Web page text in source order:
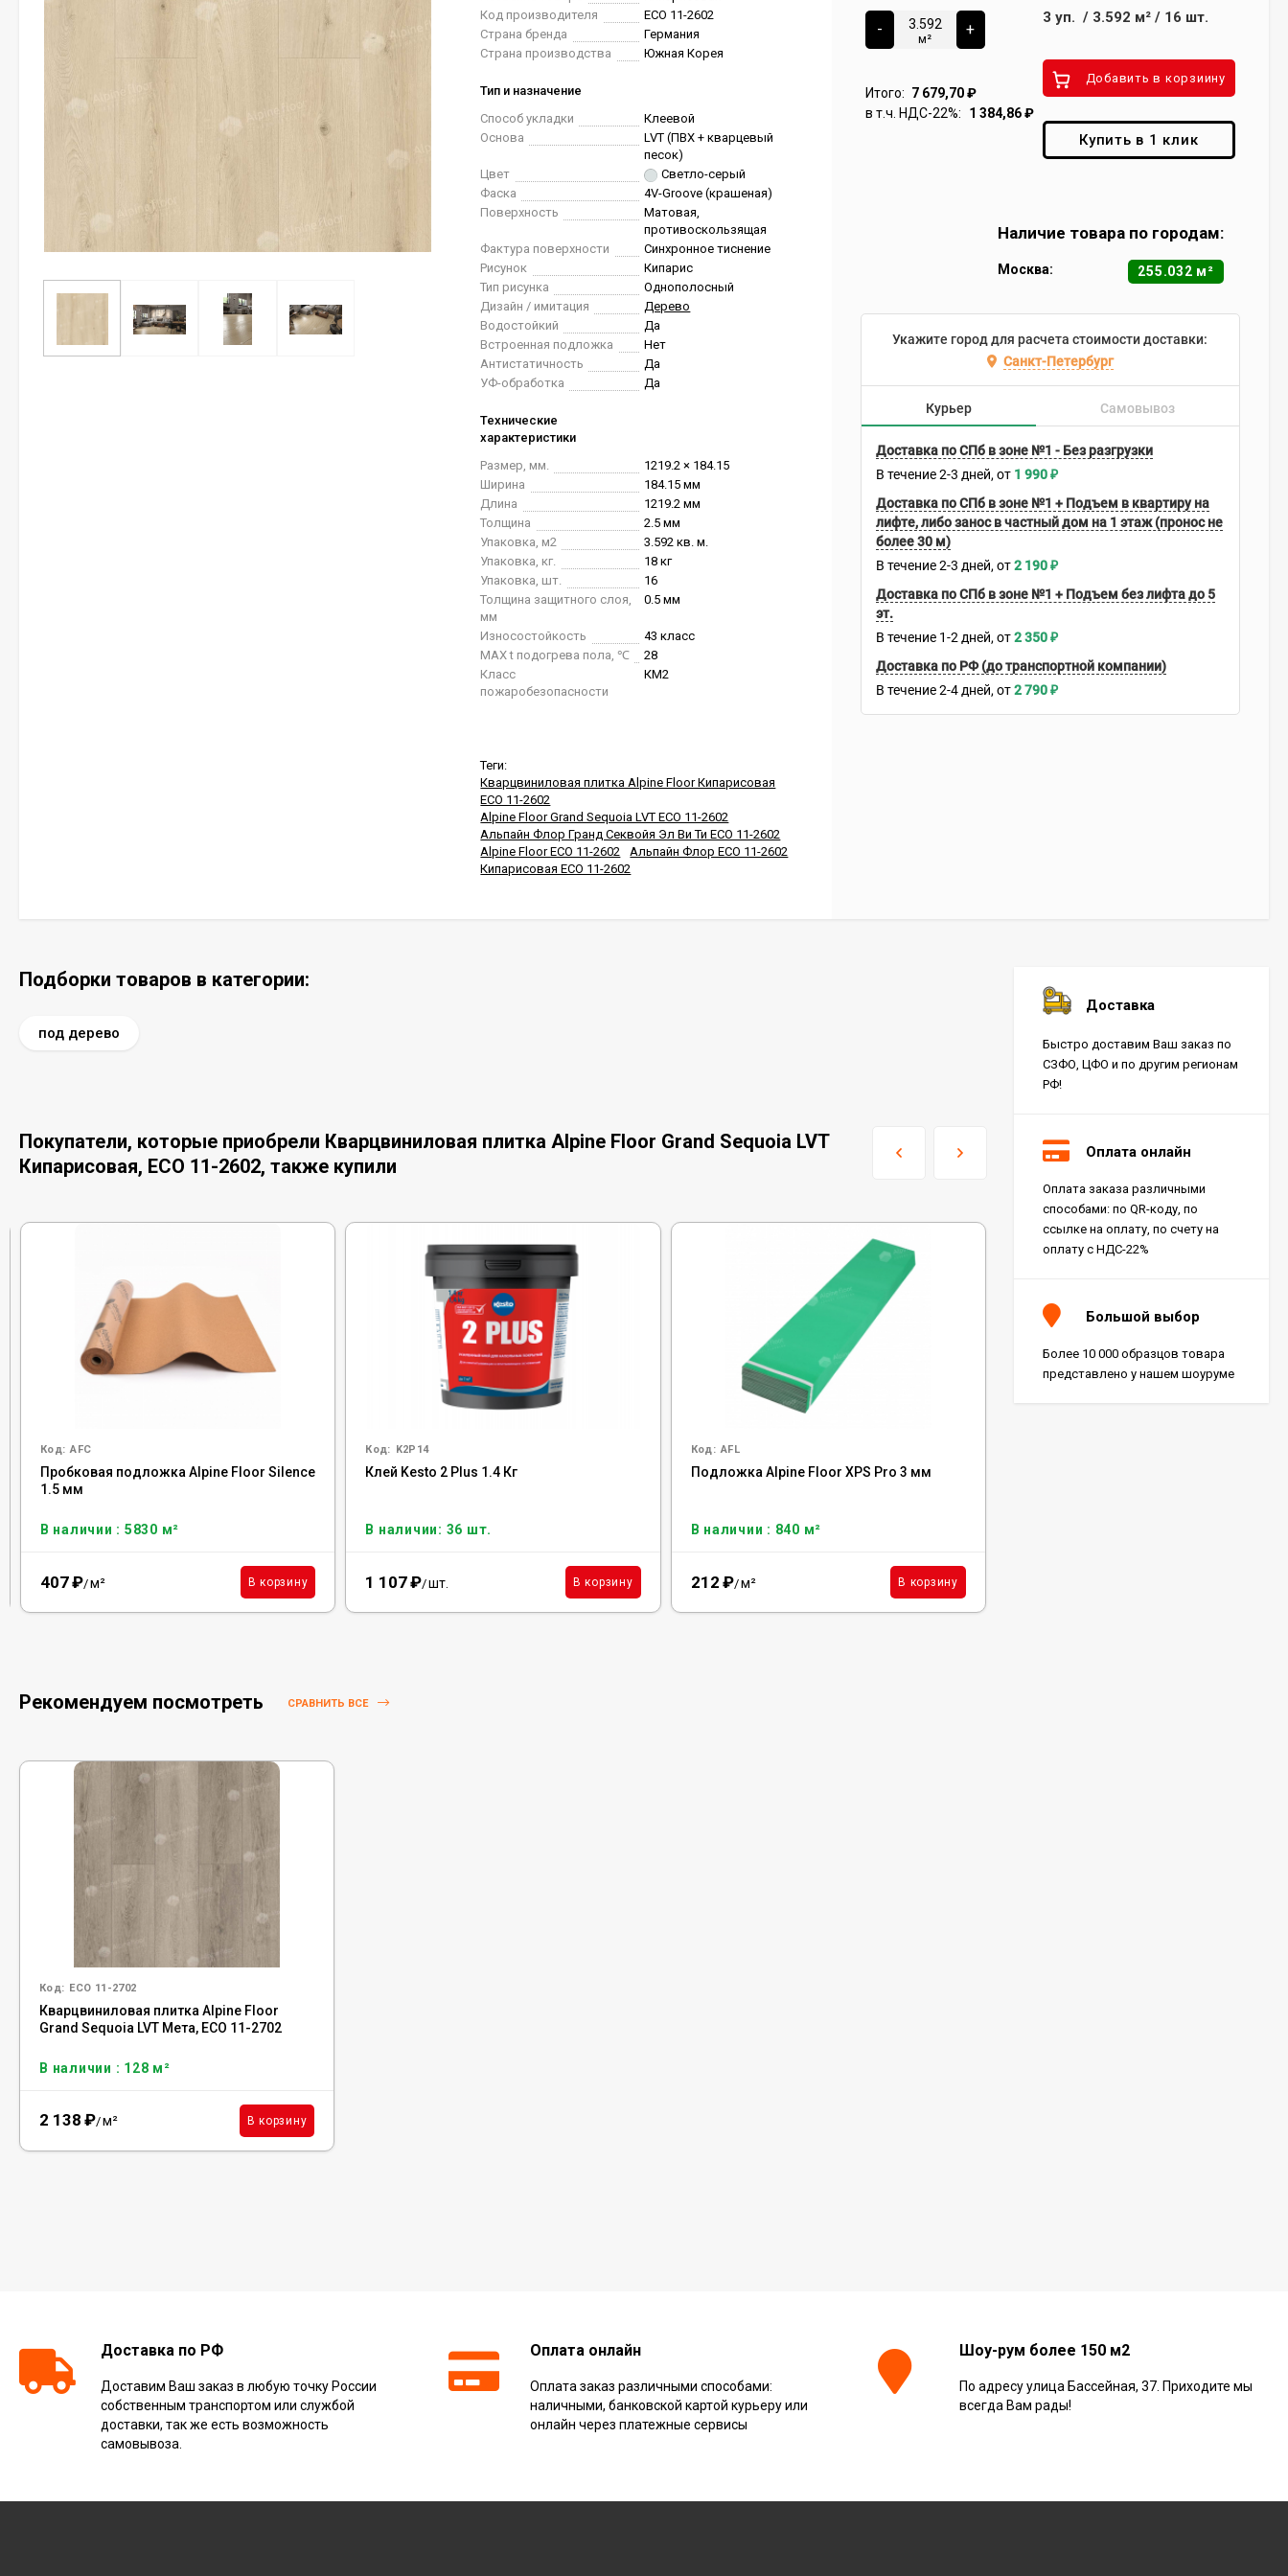
Код производителя
ECO 11-2602
Страна бренда
Германия
Страна производства
Южная Корея
Тип и назначение
Способ укладки
Клеевой
Основа
LVT (ПВХ + кварцевый
песок)
Цвет
Светло-серый
Фаска
4V-Groove (крашеная)
Поверхность
Матовая,
противоскользящая
Фактура поверхности
Синхронное тиснение
Рисунок
Кипарис
Тип рисунка
Однополосный
Дизайн / имитация
Дерево
Водостойкий
Да
Встроенная подложка
Нет
Антистатичность
Да
УФ-обработка
Да
Технические
характеристики
Размер, мм.
1219.2 × 184.15
Ширина
184.15 мм
Длина
1219.2 мм
Толщина
2.5 мм
Упаковка, м2
3.592 кв. м.
Упаковка, кг.
18 кг
Упаковка, шт.
16
Толщина защитного слоя,
мм
0.5 мм
Износостойкость
43 класс
MAX t подогрева пола, ℃
28
Класс
пожаробезопасности
КМ2
Теги:
Кварцвиниловая плитка Alpine Floor Кипарисовая
ECO 11-2602
Alpine Floor Grand Sequoia LVT ECO 11-2602
Альпайн Флор Гранд Секвойя Эл Ви Ти ECO 11-2602
Alpine Floor ECO 11-2602
Альпайн Флор ECO 11-2602
Кипарисовая ECO 11-2602
-
м²
+
Итого: 7 679,70₽
в т.ч. НДС-22%:
1 384,86₽
3 уп. / 3.592 м²/ 16 шт.
Добавить в корзиину
Купить в 1 клик
Наличие товара по городам:
Москва: 255.032 м²
Укажите город для расчета стоимости доставки:
Санкт-Петербург
Курьер Самовывоз
Доставка по СПб в зоне №1 - Без разгрузки
В течение 2-3 дней 1 990₽
Доставка по СПб в зоне №1 + Подъем в квартиру на
лифте, либо занос в частный дом на 1 этаж (пронос не
более 30 м)
В течение 2-3 дней 2 190₽
Доставка по СПб в зоне №1 + Подъем без лифта до 5
эт.
В течение 1-2 дней 2 350₽
Доставка по РФ (до транспортной компании)
В течение 2-4 дней 2 790₽
Подборки товаров в категории:
под дерево
Покупатели, которые приобрели Кварцвиниловая плитка Alpine Floor Grand Sequoia LVT
Кипарисовая, ECO 11-2602, также купили
Код: AFC
Пробковая подложка Alpine Floor Silence
1.5 мм
В наличии : 5830 м²
407₽/м² В корзину
Код: K2P14
Клей Kesto 2 Plus 1.4 Кг
В наличии: 36 шт.
1 107₽/шт. В корзину
Код: AFL
Подложка Alpine Floor XPS Pro 3 мм
В наличии : 840 м²
212 ₽/м² В корзину
Рекомендуем посмотреть СРАВНИТЬ ВСЕ
Код: ECO 11-2702
Кварцвиниловая плитка Alpine Floor
Grand Sequoia LVT Мета, ECO 11-2702
В наличии : 128 м²
2 138 ₽/м² В корзину
Доставка
Быстро доставим Ваш заказ по
СЗФО, ЦФО и по другим регионам
РФ!
Оплата онлайн
Оплата заказа различными
способами: по QR-коду, по
ссылке на оплату, по счету на
оплату с НДС-22%
Большой выбор
Более 10 000 образцов товара
представлено у нашем шоуруме
Доставка по РФ
Доставим Ваш заказ в любую точку России
собственным транспортом или службой
доставки, так же есть возможность
самовывоза.
Оплата онлайн
Оплата заказ различными способами:
наличными, банковской картой курьеру или
онлайн через платежные сервисы
Шоу-рум более 150 м2
По адресу улица Бассейная, 37. Приходите мы
всегда Вам рады!